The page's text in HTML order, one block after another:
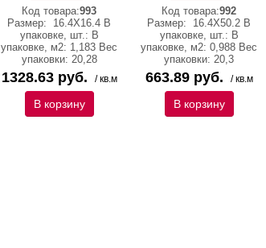
Код товара:993
Размер:
16.4X16.4 В
упаковке, шт.: В
упаковке, м2: 1,183 Вес
упаковки: 20,28
1328.63 руб. / кв.м
В корзину
Код товара:992
Размер:
16.4X50.2 В
упаковке, шт.: В
упаковке, м2: 0,988 Вес
упаковки: 20,3
663.89 руб. / кв.м
В корзину